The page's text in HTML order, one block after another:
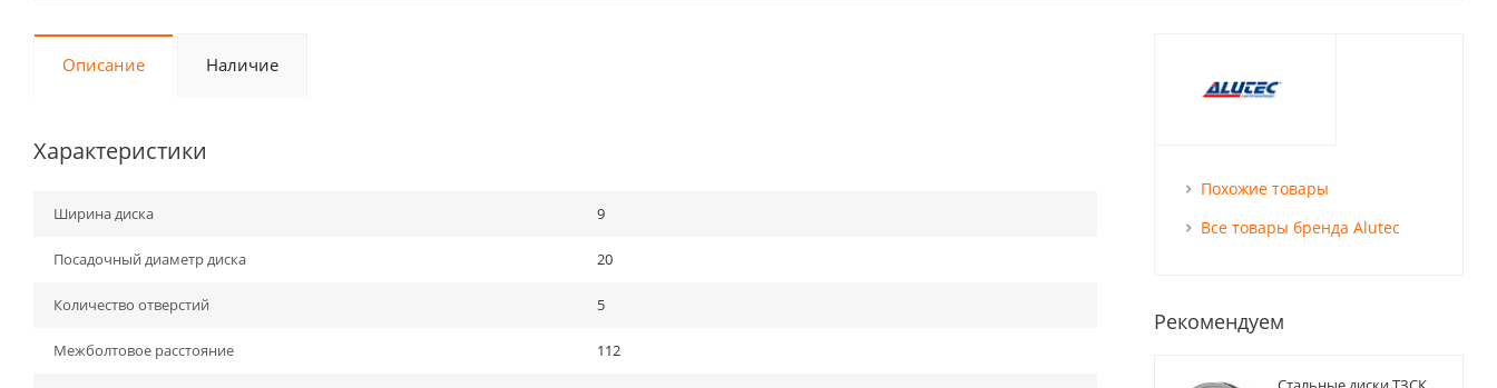
Описание Наличие
Характеристики
Ширина диска 9
Посадочный диаметр диска 20
Количество отверстий 5
Межболтовое расстояние 112
Похожие товары
Все товары бренда Alutec
Рекомендуем